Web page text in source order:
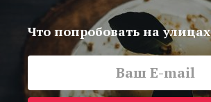
Что попробовать на